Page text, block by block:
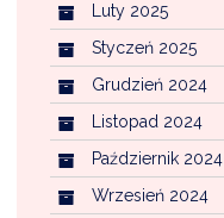
Luty 2025
Styczeń 2025
Grudzień 2024
Listopad 2024
Październik 2024
Wrzesień 2024